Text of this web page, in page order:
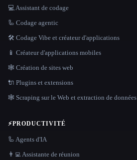
💻 Assistant de codage
🦾 Codage agentic
🛠️ Codage Vibe et créateur d'applications
📱 Créateur d'applications mobiles
🕸 Création de sites web
🔌 Plugins et extensions
🕸️ Scraping sur le Web et extraction de données
⚡PRODUCTIVITÉ
🦾 Agents d'IA
👨‍💻 Assistante de réunion